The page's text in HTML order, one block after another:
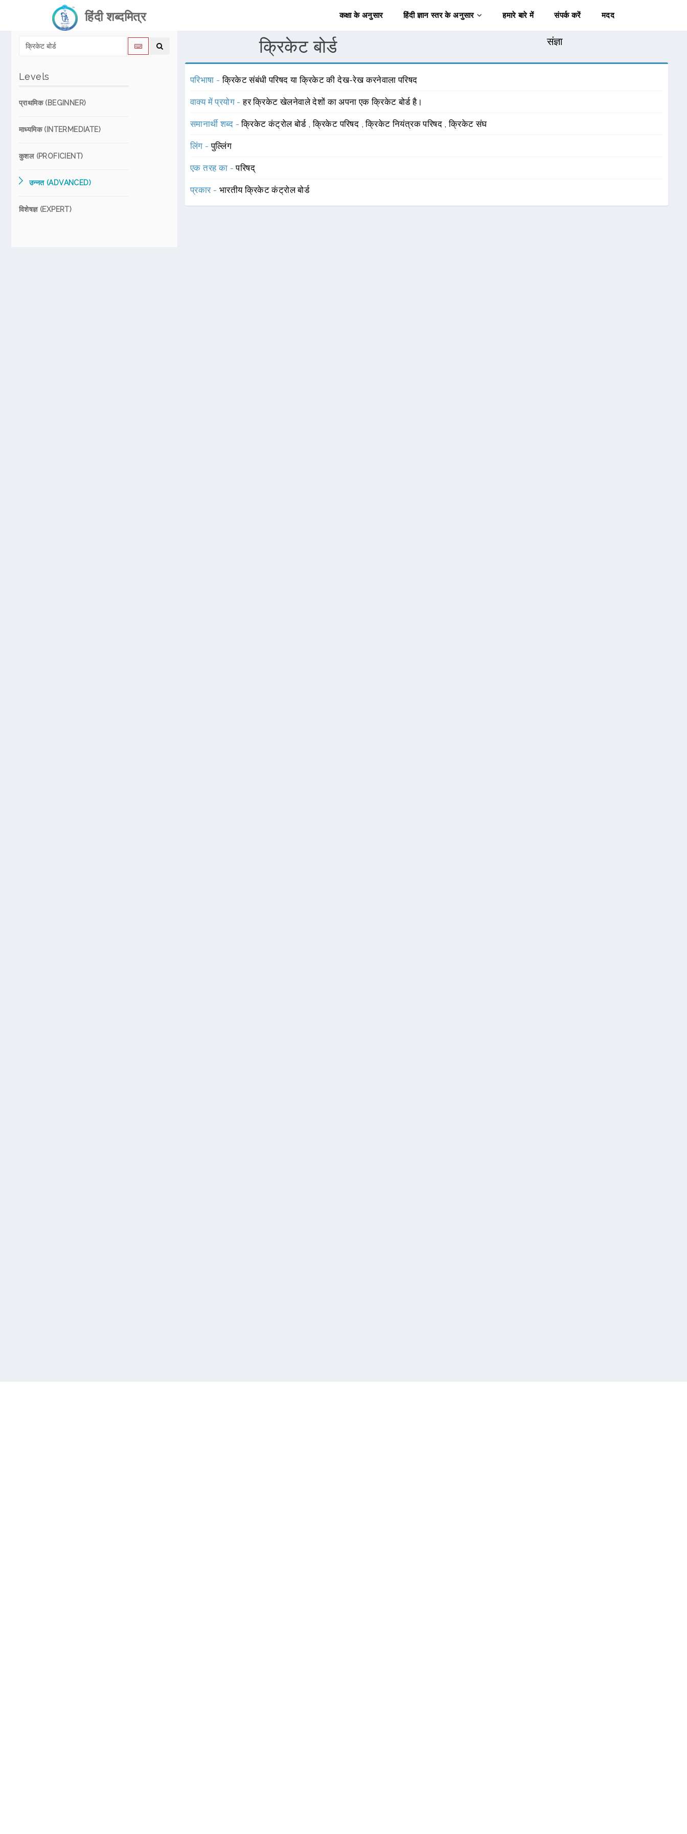
हिंदी शब्दमित्र कक्षा के अनुसार हिंदी ज्ञान स्तर के अनुसार हमारे बारे में संपर्क करें मदद
Levels
प्राथमिक (BEGINNER)
माध्यमिक (INTERMEDIATE)
कुशल (PROFICIENT)
उन्नत (ADVANCED)
विशेषज्ञ (EXPERT)
क्रिकेट बोर्ड संज्ञा
परिभाषा -क्रिकेट संबंधी परिषद या क्रिकेट की देख-रेख करनेवाला परिषद
वाक्य में प्रयोग -हर क्रिकेट खेलनेवाले देशों का अपना एक क्रिकेट बोर्ड है।
समानार्थी शब्द -क्रिकेट कंट्रोल बोर्ड ,क्रिकेट परिषद ,क्रिकेट नियंत्रक परिषद ,क्रिकेट संघ
लिंग -पुल्लिंग
एक तरह का -परिषद्
प्रकार - भारतीय क्रिकेट कंट्रोल बोर्ड